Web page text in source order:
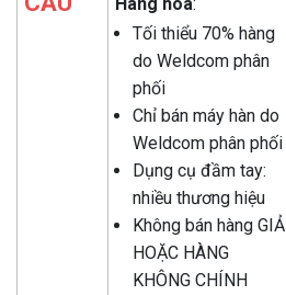
Tối thiểu 70% hàng
do Weldcom phân
phối
Chỉ bán máy hàn do
Weldcom phân phối
Dụng cụ đầm tay:
nhiều thương hiệu
Không bán hàng GIẢ
HOẶC HÀNG
KHÔNG CHÍNH